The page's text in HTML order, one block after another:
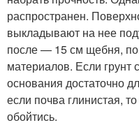
распространен.
выкладывают на нее
после — 15 см щебня,
материалов. Если грунт
основания достаточно
если почва глинистая,
обойтись.